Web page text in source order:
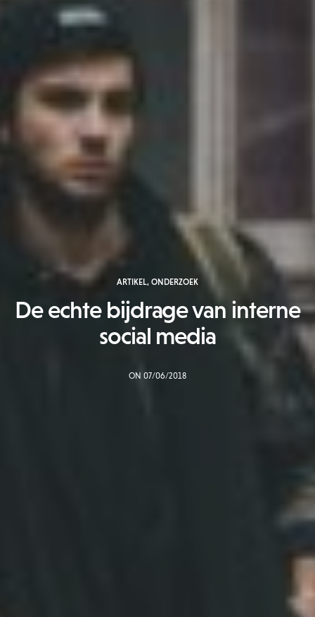
ARTIKEL, ONDERZOEK
De echte bijdrage van interne
social media
ON 07/06/2018